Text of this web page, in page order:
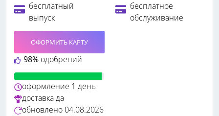
бесплатный
выпуск
бесплатное
обслуживание
98% одобрений
ОФОРМИТЬ КАРТУ
оформление 1 день
доставкада
обновлено 04.08.2026